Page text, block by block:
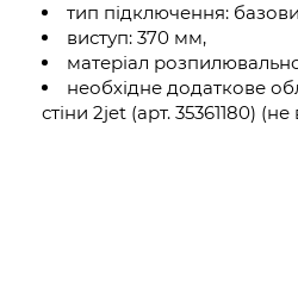
тип підключення:
виступ: 370 мм,
матеріал
необхідне додаткове
стіни 2jet (арт. 35361180)